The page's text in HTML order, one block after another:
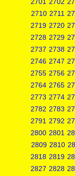
2710 2711
2719 2720
2728 2729
2737 2738
2746 2747
2755 2756
2764 2765
2773 2774
2782 2783
2791 2792
2800 2801
2809 2810
2818 2819
2827 2828